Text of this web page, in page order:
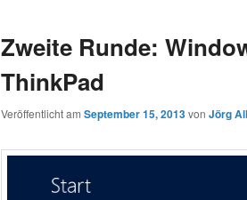
Zweite Runde:
ThinkPad
Veröffentlicht am September 15, 2013von Jörg